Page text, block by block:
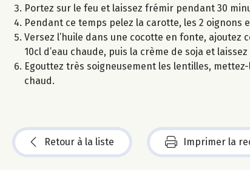
Portez sur le feu et laissez frémir pendant 30
Pendant ce temps pelez la carotte, les 2
Versez l’huile dans une cocotte en fonte,
10cl d’eau chaude, puis la crème de soja et
Egouttez très soigneusement les lentilles,
chaud.
Retour à la liste Imprimer la